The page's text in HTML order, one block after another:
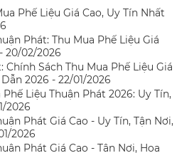
Phế Liệu Giá Cao, Uy Tín Nhất
Phát: Thu Mua Phế Liệu Giá
20/02/2026
Chính Sách Thu Mua Phế Liệu Giá
2026 - 22/01/2026
Liệu Thuận Phát 2026: Uy Tín,
2026
Phát Giá Cao - Uy Tín, Tận Nơi,
2026
Phát Giá Cao - Tận Nơi, Hoa